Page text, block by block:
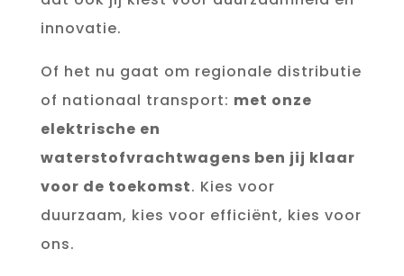
innovatie.
Of het nu gaat om regionale distributie
of nationaal transport: met onze
elektrische en
waterstofvrachtwagens ben jij klaar
voor de toekomst. Kies voor
duurzaam, kies voor efficiënt, kies voor
ons.